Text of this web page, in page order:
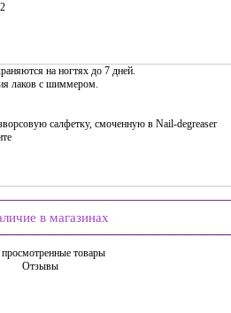
на ногтях до 7 дней.
лаков с шиммером.
салфетку, смоченную в Nail-degreaser
в магазинах
просмотренные товары
Отзывы